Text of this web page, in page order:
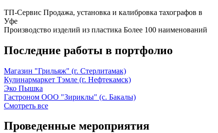
ТП-Сервис Продажа, установка и калибровка тахографов в
Уфе
Производство изделий из пластика Более 100 наименований
Последние работы в портфолио
Магазин "Грильяж" (г. Стерлитамак)
Кулинармаркет Тэмле (г. Нефтекамск)
Эко Пышка
Гастроном ООО "Зириклы" (с. Бакалы)
Смотреть все
Проведенные мероприятия